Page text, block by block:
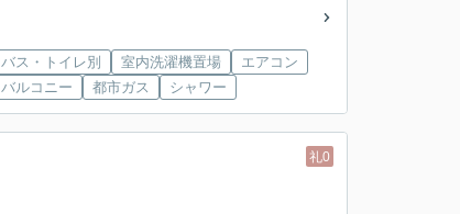
バス・トイレ別 室内洗濯機置場
エアコン
バルコニー
都市ガス シャワー
礼0